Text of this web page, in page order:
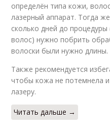
определён типа кожи,
лазерный аппарат. Тогда
сколько дней до
волос) нужно побрить
волоски были нужно длины.
Также рекомендуется
чтобы кожа не потемнела
лазеру.
Читать дальше →